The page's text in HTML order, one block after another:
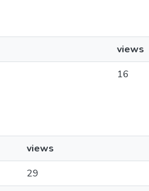
views
16
views
29